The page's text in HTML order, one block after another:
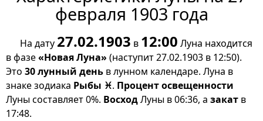
февраля 1903 года
На дату 27.02.1903 в 12:00 Луна находится
в фазе«Новая Луна»(наступит 27.02.1903 в 12:50).
Это 30 лунный день в лунном календаре. Луна в
знаке зодиака Рыбы ♓. Процент освещенности
Луны составляет 0%. ВосходЛуны в 06:36, а закат в
17:48.